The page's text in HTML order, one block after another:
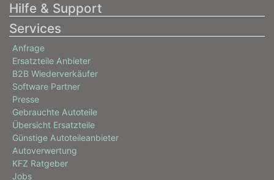
Hilfe & Support
Services
Anfrage
Ersatzteile Anbieter
B2B Wiederverkäufer
Software Partner
Presse
Gebrauchte Autoteile
Übersicht Ersatzteile
Günstige Autoteileanbieter
Autoverwertung
KFZ Ratgeber
Jobs